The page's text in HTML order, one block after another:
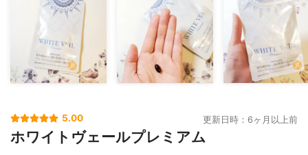
5.00 更新日時：6ヶ月以上前
ホワイトヴェールプレミアム